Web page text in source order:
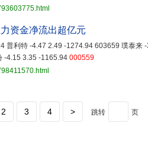
资金净流出超亿元
普利特 -4.47 2.49 -1274.94 603659 璞泰来
-4.15 3.35 -1165.94 000559
2 3 4 > 跳转 页